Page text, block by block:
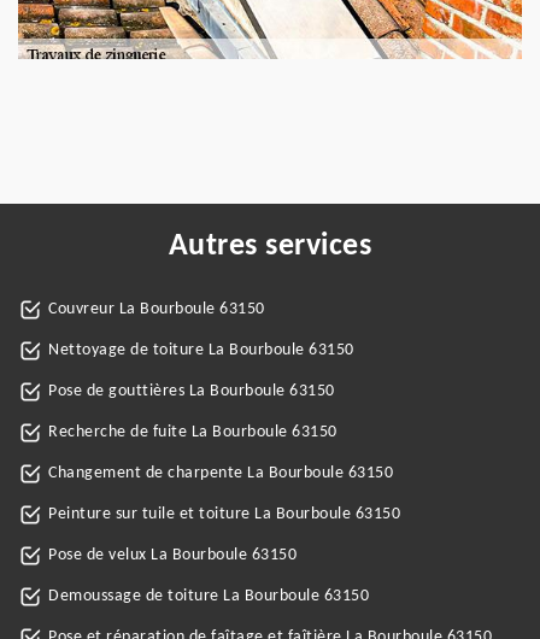
Autres services
Couvreur La Bourboule 63150
Nettoyage de toiture La Bourboule 63150
Pose de gouttières La Bourboule 63150
Recherche de fuite La Bourboule 63150
Changement de charpente La Bourboule 63150
Peinture sur tuile et toiture La Bourboule 63150
Pose de velux La Bourboule 63150
Demoussage de toiture La Bourboule 63150